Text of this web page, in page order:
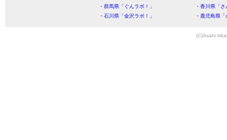
・群馬県「ぐんラボ！」
・香川県「
・石川県「金沢ラボ！」
・鹿児島県
(C)Asahi